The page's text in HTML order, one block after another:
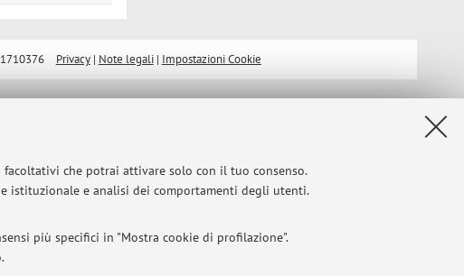
che potrai attivare solo con il tuo consenso.
istituzionale e analisi dei comportamenti degli utenti.
più specifici in "Mostra cookie di profilazione".
Privacy| Note legali| Impostazioni Cookie